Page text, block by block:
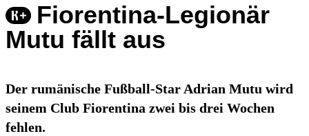
Fiorentina-Legionär
Mutu fällt aus
Der rumänische Fußball-Star Adrian Mutu wird
seinem Club Fiorentina zwei bis drei Wochen
fehlen.